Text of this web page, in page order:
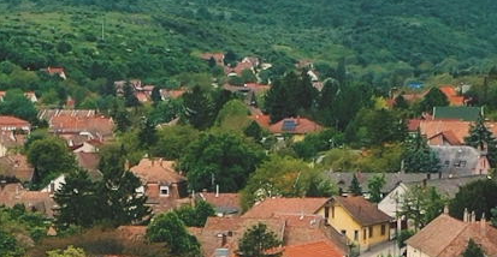
Aloldalak []